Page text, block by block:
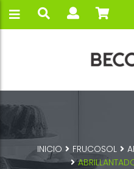
INICIO FRUCOSOL